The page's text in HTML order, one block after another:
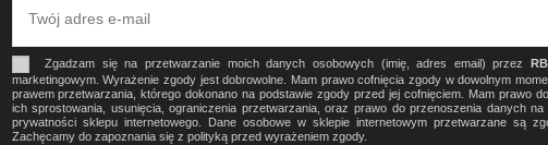
Zgadzam się na przetwarzanie moich danych osobowych (imię, adres email) przez
marketingowym. Wyrażenie zgody jest dobrowolne. Mam prawo cofnięcia zgody w dowolnym
prawem przetwarzania, którego dokonano na podstawie zgody przed jej cofnięciem. Mam prawo
ich sprostowania, usunięcia, ograniczenia przetwarzania, oraz prawo do przenoszenia danych
prywatności sklepu internetowego. Dane osobowe w sklepie internetowym przetwarzane są
Zachęcamy do zapoznania się z polityką przed wyrażeniem zgody.